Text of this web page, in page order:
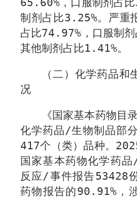
65.60% ，口服制剂占比
制剂占比3.25%。严重
占比74.97% ，口服制
其他制剂占比1.41%。
（二）化学药品和
况
《国家基本药物目
化学药品/生物制品部分
417个（类）品种。
国家基本药物化学药品
反应/事件报告53428
药物报告的90.91%，